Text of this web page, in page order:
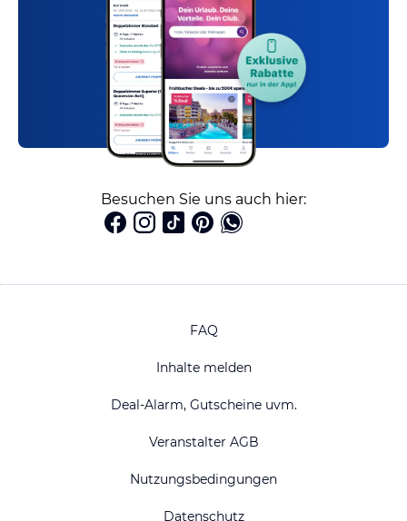
Besuchen Sie uns auch hier:
FAQ
Inhalte melden
Deal-Alarm, Gutscheine uvm.
Veranstalter AGB
Nutzungsbedingungen
Datenschutz